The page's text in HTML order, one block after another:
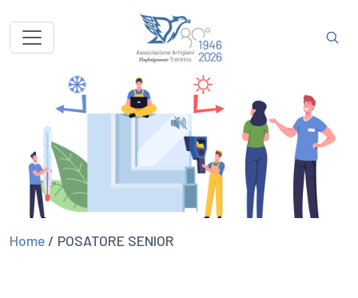
Home / POSATORE SENIOR